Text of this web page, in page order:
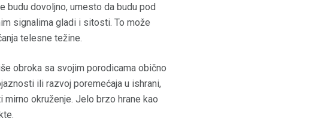
budu dovoljno, umesto da budu pod
signalima gladi i sitosti. To može
telesne težine.
obroka sa svojim porodicama obično
ili razvoj poremećaja u ishrani,
okruženje. Jelo brzo hrane kao